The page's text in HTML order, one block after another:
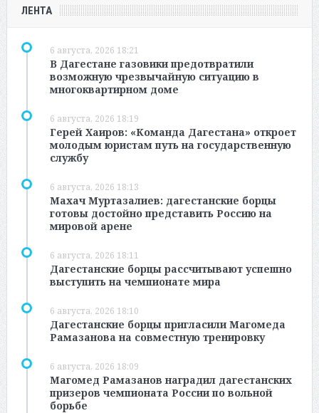
ЛЕНТА
6 августа, 2026 18:21
В Дагестане газовики предотвратили
возможную чрезвычайную ситуацию в
многоквартирном доме
6 августа, 2026 18:19
Герей Хаиров: «Команда Дагестана» откроет
молодым юристам путь на государственную
службу
6 августа, 2026 18:13
Махач Муртазалиев: дагестанские борцы
готовы достойно представить Россию на
мировой арене
6 августа, 2026 18:11
Дагестанские борцы рассчитывают успешно
выступить на чемпионате мира
6 августа, 2026 18:10
Дагестанские борцы пригласили Магомеда
Рамазанова на совместную тренировку
6 августа, 2026 18:09
Магомед Рамазанов наградил дагестанских
призеров чемпионата России по вольной
борьбе